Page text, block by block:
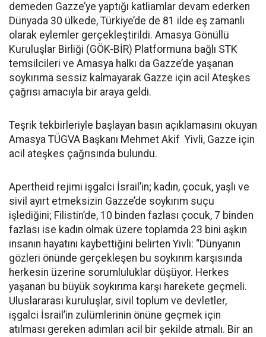
demeden Gazze’ye yaptığı katliamlar devam ederken
Dünyada 30 ülkede, Türkiye’de de 81 ilde eş zamanlı
olarak eylemler gerçekleştirildi. Amasya Gönüllü
Kuruluşlar Birliği (GÖK-BİR) Platformuna bağlı STK
temsilcileri ve Amasya halkı da Gazze’de yaşanan
soykırıma sessiz kalmayarak Gazze için acil Ateşkes
çağrısı amacıyla bir araya geldi.
Teşrik tekbirleriyle başlayan basın açıklamasını okuyan
Amasya TÜGVA Başkanı Mehmet Akif Yivli, Gazze için
acil ateşkes çağrısında bulundu.
Apertheid rejimi işgalci İsrail’in; kadın, çocuk, yaşlı ve
sivil ayırt etmeksizin Gazze’de soykırım suçu
işlediğini; Filistin’de, 10 binden fazlası çocuk, 7 binden
fazlası ise kadın olmak üzere toplamda 23 bini aşkın
insanın hayatını kaybettiğini belirten Yivli: “Dünyanın
gözleri önünde gerçekleşen bu soykırım karşısında
herkesin üzerine sorumluluklar düşüyor. Herkes
yaşanan bu büyük soykırıma karşı harekete geçmeli.
Uluslararası kuruluşlar, sivil toplum ve devletler,
işgalci İsrail’in zulümlerinin önüne geçmek için
atılması gereken adımları acil bir şekilde atmalı. Bir an